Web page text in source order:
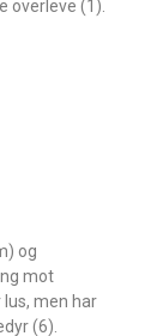
overleve (1).
og
mot
men har
(6).